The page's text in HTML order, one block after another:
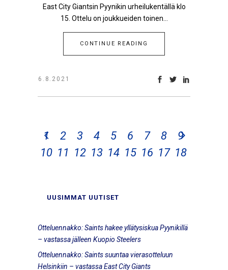
East City Giantsin Pyynikin urheilukentällä klo
15. Ottelu on joukkueiden toinen...
CONTINUE READING
6.8.2021
1 2 3 4 5 6 7 8
9
10 11 12 13 14 15 16 17 18
UUSIMMAT UUTISET
Otteluennakko: Saints hakee yllätysiskua Pyynikillä
– vastassa jälleen Kuopio Steelers
Otteluennakko: Saints suuntaa vierasotteluun
Helsinkiin – vastassa East City Giants